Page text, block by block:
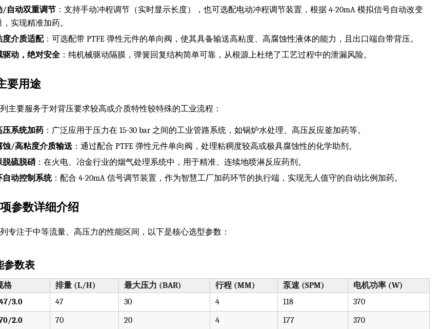
/自动双重调节 ：支持手动冲程调节（实时显示长度），也可选配电动冲程调节装置，根据 4-20mA 模拟信号自动改变
，实现精准加药。
度介质适配：可选配带 PTFE 弹性元件的单向阀，使其具备输送高粘度、高腐蚀性液体的能力，且出口端自带背压。
驱动，绝对安全 ：纯机械驱动隔膜，弹簧回复结构简单可靠，从根源上杜绝了工艺过程中的泄漏风险。
要用途
主要服务于对背压要求较高或介质特性较特殊的工业流程：
压系统加药 ：广泛应用于压力在 15-30 bar 之间的工业管路系统，如锅炉水处理、高压反应釜加药等。
蚀/高粘度介质输送 ：通过配合 PTFE 弹性元件单向阀，处理粘稠度较高或极具腐蚀性的化学助剂。
脱硫脱硝 ：在火电、冶金行业的烟气处理系统中，用于精准、连续地喷淋反应药剂。
自动控制系统：配合 4-20mA 信号调节装置，作为智慧工厂加药环节的执行端，实现无人值守的自动比例加药。
参数详细介绍
专注于中等流量、高压力的性能区间，以下是核心选型参数：
参数表
格 排量 (L/H) 最大压力 (BAR) 行程 (MM) 泵速 (SPM)
电机功率 (W)
3.0
47 30 4 118
370
2.0
70 20 4 177
370